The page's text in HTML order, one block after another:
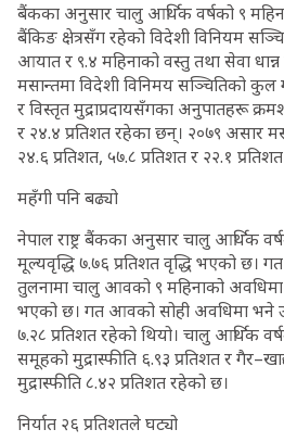
बैंकका अनुसार चालु आर्थिक वर्षको ९
बैंकिङ क्षेत्रसँग रहेको विदेशी विनियम
आयात र ९.४ महिनाको वस्तु तथा सेवा
मसान्तमा विदेशी विनिमय सञ्चितिको
र विस्तृत मुद्राप्रदायसँगका अनुपातहरू
र २४.४ प्रतिशत रहेका छन्। २०७९ असार
२४.६ प्रतिशत, ५७.८ प्रतिशत र २२.१
महँगी पनि बढ्यो
नेपाल राष्ट्र बैंकका अनुसार चालु आर्थिक
मूल्यवृद्धि ७.७६ प्रतिशत वृद्धि भएको छ।
तुलनामा चालु आवको ९ महिनाको अवधिमा
भएको छ। गत आवको सोही अवधिमा भने
७.२८ प्रतिशत रहेको थियो। चालु आर्थिक
समूहको मुद्रास्फीति ६.९३ प्रतिशत र
मुद्रास्फीति ८.४२ प्रतिशत रहेको छ।
निर्यात २६ प्रतिशतले घट्यो